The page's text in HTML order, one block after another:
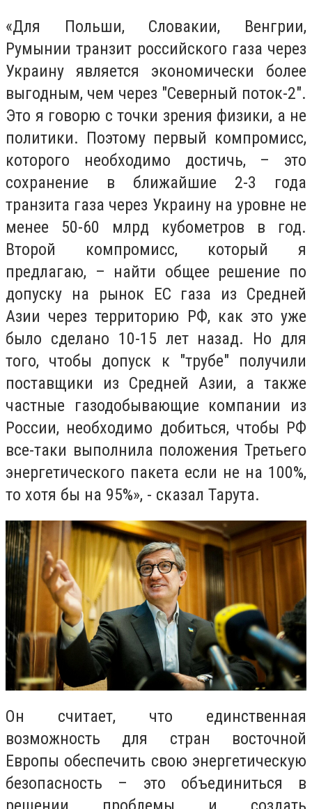
«Для Польши, Словакии, Венгрии,
Румынии транзит российского газа через
Украину является экономически более
выгодным, чем через "Северный поток-2".
Это я говорю с точки зрения физики, а не
политики. Поэтому первый компромисс,
которого необходимо достичь, – это
сохранение в ближайшие 2-3 года
транзита газа через Украину на уровне не
менее 50-60 млрд кубометров в год.
Второй компромисс, который я
предлагаю, – найти общее решение по
допуску на рынок ЕС газа из Средней
Азии через территорию РФ, как это уже
было сделано 10-15 лет назад. Но для
того, чтобы допуск к "трубе" получили
поставщики из Средней Азии, а также
частные газодобывающие компании из
России, необходимо добиться, чтобы РФ
все-таки выполнила положения Третьего
энергетического пакета если не на 100%,
то хотя бы на 95%», - сказал Тарута.
Он считает, что единственная
возможность для стран восточной
Европы обеспечить свою энергетическую
безопасность – это объединиться в